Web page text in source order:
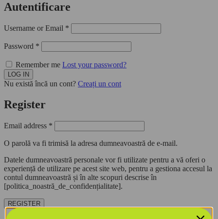
Autentificare
Username or Email *
Password *
Remember me Lost your password?
Nu există încă un cont? Creați un cont
Register
Email address *
O parolă va fi trimisă la adresa dumneavoastră de e-mail.
Datele dumneavoastră personale vor fi utilizate pentru a vă oferi o
experiență de utilizare pe acest site web, pentru a gestiona accesul la
contul dumneavoastră și în alte scopuri descrise în
[politica_noastră_de_confidențialitate].
REGISTER